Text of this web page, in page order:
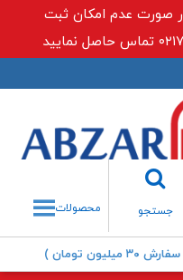
صورت عدم امکان ثبت
جستجو
جستجو محصولات
تومان )